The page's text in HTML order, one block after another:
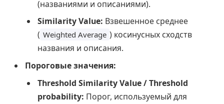
(названиями и описаниями).
Similarity Value: Взвешенное среднее
( Weighted Average ) косинусных сходств
названия и описания.
Пороговые значения:
Threshold Similarity Value / Threshold
probability: Порог, используемый для